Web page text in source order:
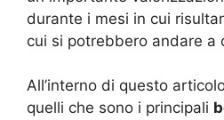
durante i mesi in cui
cui si potrebbero andare a
All’interno di questo
quelli che sono i principali